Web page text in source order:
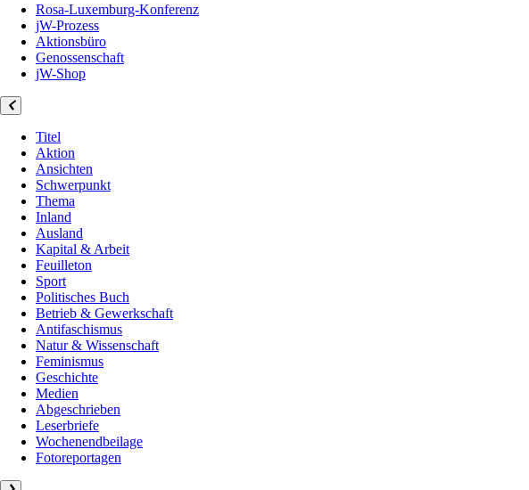
Rosa-Luxemburg-Konferenz
jW-Prozess
Aktionsbüro
Genossenschaft
jW-Shop
Titel
Aktion
Ansichten
Schwerpunkt
Thema
Inland
Ausland
Kapital & Arbeit
Feuilleton
Sport
Politisches Buch
Betrieb & Gewerkschaft
Antifaschismus
Natur & Wissenschaft
Feminismus
Geschichte
Medien
Abgeschrieben
Leserbriefe
Wochenendbeilage
Fotoreportagen